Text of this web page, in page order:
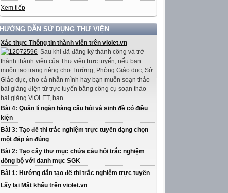
Xem tiếp
HƯỚNG DẪN SỬ DỤNG THƯ VIỆN
Xác thực Thông tin thành viên trên violet.vn
Sau khi đã đăng ký thành công và trở
thành thành viên của Thư viện trực tuyến, nếu bạn
muốn tạo trang riêng cho Trường, Phòng Giáo dục, Sở
Giáo dục, cho cá nhân mình hay bạn muốn soạn thảo
bài giảng điện tử trực tuyến bằng công cụ soạn thảo
bài giảng ViOLET, bạn...
Bài 4: Quản lí ngân hàng câu hỏi và sinh đề có điều
kiện
Bài 3: Tạo đề thi trắc nghiệm trực tuyến dạng chọn
một đáp án đúng
Bài 2: Tạo cây thư mục chứa câu hỏi trắc nghiệm
đồng bộ với danh mục SGK
Bài 1: Hướng dẫn tạo đề thi trắc nghiệm trực tuyến
Lấy lại Mật khẩu trên violet.vn